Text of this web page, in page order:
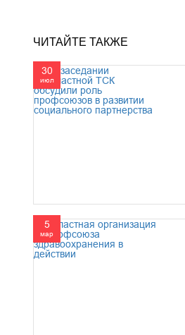
ЧИТАЙТЕ ТАКЖЕ
30
июл
5
мар